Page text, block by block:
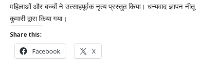
महिलाओं और बच्चों ने उत्साहपूर्वक नृत्य प्रस्तुत किया। धन्यवाद ज्ञापन नीतू
कुमारी द्वारा किया गया।
Share this:
Facebook X